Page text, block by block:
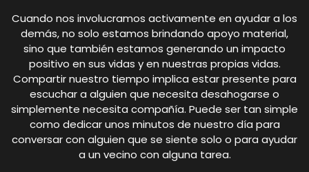
Cuando nos involucramos activamente en ayudar a los
demás, no solo estamos brindando apoyo material,
sino que también estamos generando un impacto
positivo en sus vidas y en nuestras propias vidas.
Compartir nuestro tiempo implica estar presente para
escuchar a alguien que necesita desahogarse o
simplemente necesita compañía. Puede ser tan simple
como dedicar unos minutos de nuestro día para
conversar con alguien que se siente solo o para ayudar
a un vecino con alguna tarea.